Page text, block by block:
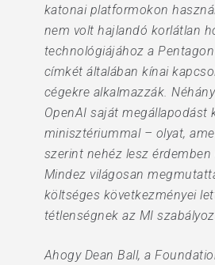
katonai platformokon
nem volt hajlandó korlátlan
technológiájához a
címkét általában kínai
cégekre alkalmazzák.
OpenAI saját megállapodást
minisztériummal – olyat,
szerint nehéz lesz érdemben
Mindez világosan
költséges következményei
tétlenségnek az MI
Ahogy Dean Ball, a